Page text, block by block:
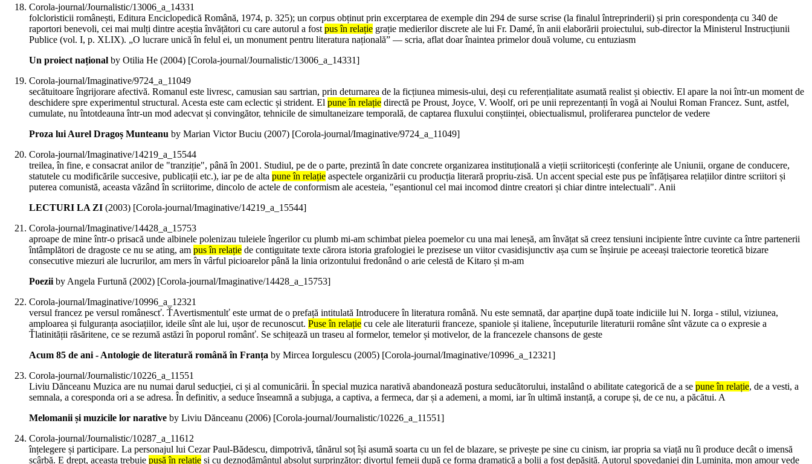
Corola-journal/Journalistic/13006_a_14331
folcloristicii românești, Editura Enciclopedică Română, 1974, p. 325); un corpus obținut prin excerptarea de exemple din 294 de surse scrise (la finalul întreprinderii) și prin corespondența cu 340 de
raportori benevoli, cei mai mulți dintre aceștia învățători cu care autorul a fostpus în relație grație medierilor discrete ale lui Fr. Damé, în anii elaborării proiectului, sub-director la Ministerul Instrucțiunii
Publice (vol. I, p. XLIX). „O lucrare unică în felul ei, un monument pentru literatura națională” — scria, aflat doar înaintea primelor două volume, cu entuziasm
Un proiect național by Otilia He (2004) [Corola-journal/Journalistic/13006_a_14331]
Corola-journal/Imaginative/9724_a_11049
secătuitoare îngrijorare afectivă. Romanul este livresc, camusian sau sartrian, prin deturnarea de la ficțiunea mimesis-ului, deși cu referențialitate asumată realist și obiectiv. El apare la noi într-un moment de
deschidere spre experimentul structural. Acesta este cam eclectic și strident. El pune în relație directă pe Proust, Joyce, V. Woolf, ori pe unii reprezentanți în vogă ai Noului Roman Francez. Sunt, astfel,
cumulate, nu întotdeauna într-un mod adecvat și convingător, tehnicile de simultaneizare temporală, de captarea fluxului conștiinței, obiectualismul, proliferarea punctelor de vedere
Proza lui Aurel Dragoș Munteanu by Marian Victor Buciu (2007) [Corola-journal/Imaginative/9724_a_11049]
Corola-journal/Imaginative/14219_a_15544
treilea, în fine, e consacrat anilor de "tranziție", până în 2001. Studiul, pe de o parte, prezintă în date concrete organizarea instituțională a vieții scriitoricești (conferințe ale Uniunii, organe de conducere,
statutele cu modificările succesive, publicații etc.), iar pe de alta pune în relație aspectele organizării cu producția literară propriu-zisă. Un accent special este pus pe înfățișarea relațiilor dintre scriitori și
puterea comunistă, aceasta văzând în scriitorime, dincolo de actele de conformism ale acesteia, "eșantionul cel mai incomod dintre creatori și chiar dintre intelectuali". Anii
LECTURI LA ZI (2003) [Corola-journal/Imaginative/14219_a_15544]
Corola-journal/Imaginative/14428_a_15753
aproape de mine într-o prisacă unde albinele polenizau tuleiele îngerilor cu plumb mi-am schimbat pielea poemelor cu una mai leneșă, am învățat să creez tensiuni incipiente între cuvinte ca între partenerii
întâmplători de dragoste ce nu se ating, am pus în relație de contiguitate texte cărora istoria grafologiei le prezisese un viitor cvasidisjunctiv așa cum se înșiruie pe aceeași traiectorie teoretică bizare
consecutive miezuri ale lucrurilor, am mers în vârful picioarelor până la linia orizontului fredonând o arie celestă de Kitaro și m-am
Poeziiby Angela Furtună (2002) [Corola-journal/Imaginative/14428_a_15753]
Corola-journal/Imaginative/10996_a_12321
versul francez pe versul românescť. ŤAvertismentulť este urmat de o prefață intitulată Introducere în literatura română. Nu este semnată, dar aparține după toate indiciile lui N. Iorga - stilul, viziunea,
amploarea și fulguranța asociațiilor, ideile sînt ale lui, ușor de recunoscut. Puse în relație cu cele ale literaturii franceze, spaniole și italiene, începuturile literaturii române sînt văzute ca o expresie a
Ťlatinității răsăritene, ce se rezumă astăzi în poporul românť. Se schițează un traseu al formelor, temelor și motivelor, de la francezele chansons de geste
Acum 85 de ani - Antologie de literatură română în Franța by Mircea Iorgulescu (2005) [Corola-journal/Imaginative/10996_a_12321]
Corola-journal/Journalistic/10226_a_11551
Liviu Dănceanu Muzica are nu numai darul seducției, ci și al comunicării. În special muzica narativă abandonează postura seducătorului, instalând o abilitate categorică de a se pune în relație, de a vesti, a
semnala, a coresponda ori a se adresa. În definitiv, a seduce înseamnă a subjuga, a captiva, a fermeca, dar și a ademeni, a momi, iar în ultimă instanță, a corupe și, de ce nu, a păcătui. A
Melomanii și muzicile lor narative by Liviu Dănceanu (2006) [Corola-journal/Journalistic/10226_a_11551]
Corola-journal/Journalistic/10287_a_11612
înțelegere și participare. La personajul lui Cezar Paul-Bădescu, dimpotrivă, tânărul soț își asumă soarta cu un fel de blazare, se privește pe sine cu cinism, iar propria sa viață nu îi produce decât o imensă
scârbă. E drept, aceasta trebuie pusă în relație și cu deznodământul absolut surprinzător: divorțul femeii după ce forma dramatică a bolii a fost depășită. Autorul spovedaniei din Luminița, mon amour vede